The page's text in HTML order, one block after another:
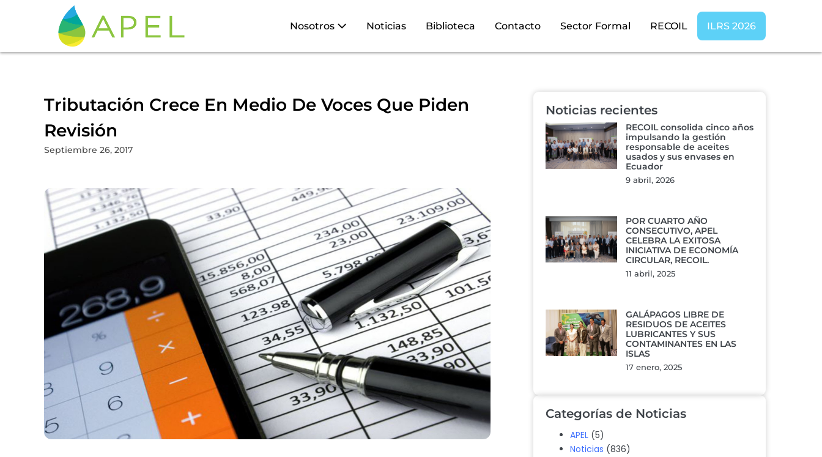
Nosotros Noticias Biblioteca Contacto Sector Formal RECOIL ILRS 2026
Tributación Crece En Medio De Voces Que Piden
Revisión
Septiembre 26, 2017
Noticias recientes
RECOIL consolida cinco años
impulsando la gestión
responsable de aceites
usados y sus envases en
Ecuador
9 abril, 2026
POR CUARTO AÑO
CONSECUTIVO, APEL
CELEBRA LA EXITOSA
INICIATIVA DE ECONOMÍA
CIRCULAR, RECOIL.
11 abril, 2025
GALÁPAGOS LIBRE DE
RESIDUOS DE ACEITES
LUBRICANTES Y SUS
CONTAMINANTES EN LAS
ISLAS
17 enero, 2025
Categorías de Noticias
APEL (5)
Noticias (836)